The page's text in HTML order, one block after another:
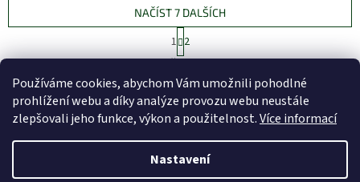
Používáme cookies, abychom Vám umožnili pohodlné
prohlížení webu a díky analýze provozu webu neustále
zlepšovali jeho funkce, výkon a použitelnost.Více informací
Nastavení
O
l
á
d
c
í
p
NAČÍST 7 DALŠÍCH
t
r
á
n
k
o
v
á
n
1 2
19položek celkem
NAHORU
Vytvořil Shoptet